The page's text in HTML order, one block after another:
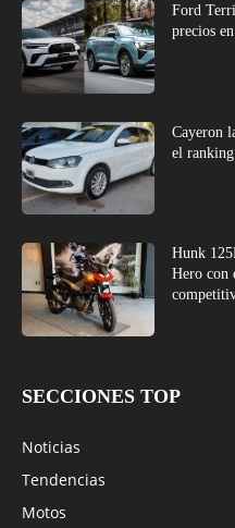
Ford
precios
Cayeron
el ranking
Hunk
Hero con
SECCIONES TOP
Noticias
Tendencias
Motos